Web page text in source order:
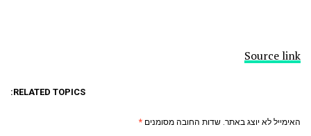
Source link
RELATED TOPICS:
האימייל לא יוצג באתר. שדות החובה מסומנים *